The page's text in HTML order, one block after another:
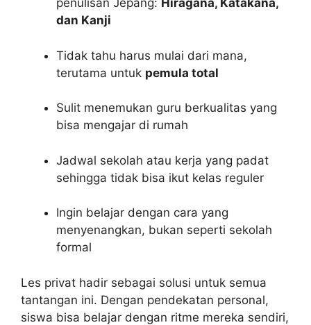
penulisan Jepang: Hiragana, Katakana,
dan Kanji
Tidak tahu harus mulai dari mana,
terutama untuk pemula total
Sulit menemukan guru berkualitas yang
bisa mengajar di rumah
Jadwal sekolah atau kerja yang padat
sehingga tidak bisa ikut kelas reguler
Ingin belajar dengan cara yang
menyenangkan, bukan seperti sekolah
formal
Les privat hadir sebagai solusi untuk semua
tantangan ini. Dengan pendekatan personal,
siswa bisa belajar dengan ritme mereka sendiri,